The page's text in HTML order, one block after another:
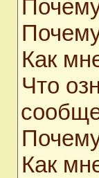
Как
Что
Как